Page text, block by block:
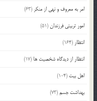
امر به معروف و نهی از منکر (63)
امور تربیتی فرزندان(51)
انتظار (164)
انتظار از دیدگاه شخصیت ها (17)
اهل بیت (104)
بهداشت جسم(73)